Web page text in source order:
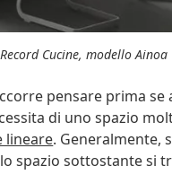
Cucine, modello Ainoa
pensare prima
di uno spazio
lineare. Generalmente,
spazio sottostante si